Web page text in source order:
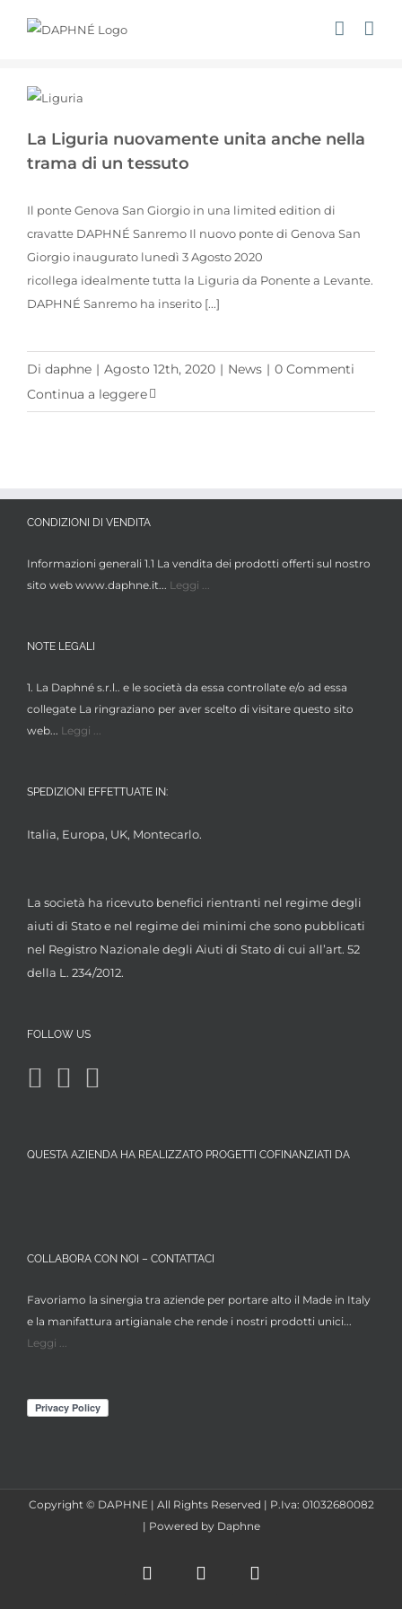
La Liguria nuovamente unita anche nella
trama di un tessuto
Il ponte Genova San Giorgio in una limited edition di
cravatte DAPHNÉ Sanremo Il nuovo ponte di Genova San
Giorgio inaugurato lunedì 3 Agosto 2020
ricollega idealmente tutta la Liguria da Ponente a Levante.
DAPHNÉ Sanremo ha inserito [...]
Di daphne | Agosto 12th, 2020 | News | 0 Commenti
Continua a leggere
CONDIZIONI DI VENDITA
Informazioni generali 1.1 La vendita dei prodotti offerti sul nostro
sito web www.daphne.it... Leggi ...
NOTE LEGALI
1. La Daphné s.r.l.. e le società da essa controllate e/o ad essa
collegate La ringraziano per aver scelto di visitare questo sito
web... Leggi ...
SPEDIZIONI EFFETTUATE IN:
Italia, Europa, UK, Montecarlo.
La società ha ricevuto benefici rientranti nel regime degli
aiuti di Stato e nel regime dei minimi che sono pubblicati
nel Registro Nazionale degli Aiuti di Stato di cui all’art. 52
della L. 234/2012.
FOLLOW US
QUESTA AZIENDA HA REALIZZATO PROGETTI COFINANZIATI DA
COLLABORA CON NOI – CONTATTACI
Favoriamo la sinergia tra aziende per portare alto il Made in Italy
e la manifattura artigianale che rende i nostri prodotti unici...
Leggi ...
Copyright © DAPHNE | All Rights Reserved | P.Iva: 01032680082
| Powered by Daphne
FacebookInstagram
X